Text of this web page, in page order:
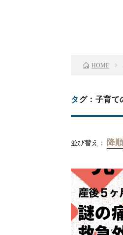
HOME
タグ：子育
並び替え：